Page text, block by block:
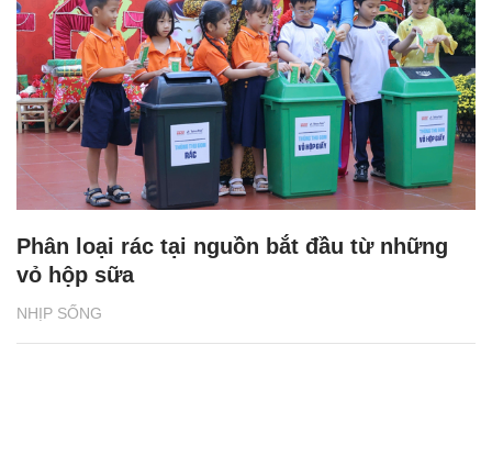
NHỊP SỐNG
Phân loại rác tại nguồn bắt đầu từ những
vỏ hộp sữa